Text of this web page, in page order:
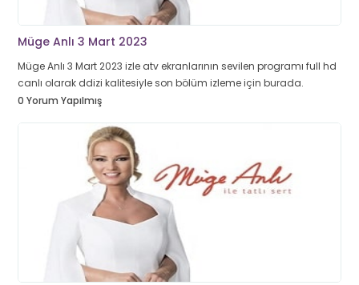
Müge Anlı 3 Mart 2023
Müge Anlı 3 Mart 2023 izle atv ekranlarının sevilen programı full hd
canlı olarak ddizi kalitesiyle son bölüm izleme için burada.
0 Yorum Yapılmış